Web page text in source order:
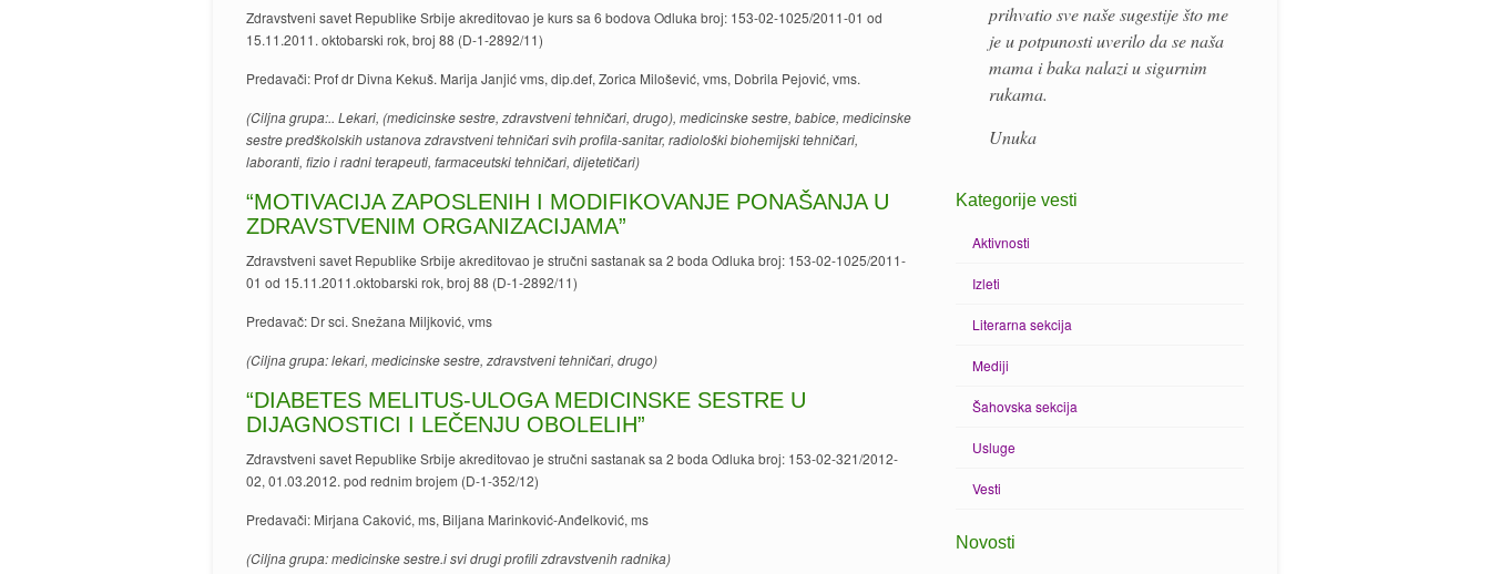
Zdravstveni savet Republike Srbije akreditovao je kurs sa 6 bodova Odluka broj: 153-02-1025/2011-01 od
15.11.2011. oktobarski rok, broj 88 (D-1-2892/11)
Predavači: Prof dr Divna Kekuš. Marija Janjić vms, dip.def, Zorica Milošević, vms, Dobrila Pejović, vms.
(Ciljna grupa:.. Lekari, (medicinske sestre, zdravstveni tehničari, drugo), medicinske sestre, babice, medicinske
sestre predškolskih ustanova zdravstveni tehničari svih profila-sanitar, radiološki biohemijski tehničari,
laboranti, fizio i radni terapeuti, farmaceutski tehničari, dijetetičari)
“MOTIVACIJA ZAPOSLENIH I MODIFIKOVANJE PONAŠANJA U
ZDRAVSTVENIM ORGANIZACIJAMA”
Zdravstveni savet Republike Srbije akreditovao je stručni sastanak sa 2 boda Odluka broj: 153-02-1025/2011-
01 od 15.11.2011.oktobarski rok, broj 88 (D-1-2892/11)
Predavač: Dr sci. Snežana Miljković, vms
(Ciljna grupa: lekari, medicinske sestre, zdravstveni tehničari, drugo)
“DIABETES MELITUS-ULOGA MEDICINSKE SESTRE U
DIJAGNOSTICI I LEČENJU OBOLELIH”
Zdravstveni savet Republike Srbije akreditovao je stručni sastanak sa 2 boda Odluka broj: 153-02-321/2012-
02, 01.03.2012. pod rednim brojem (D-1-352/12)
Predavači: Mirjana Caković, ms, Biljana Marinković-Anđelković, ms
(Ciljna grupa: medicinske sestre.i svi drugi profili zdravstvenih radnika)
prihvatio sve naše sugestije što me
je u potpunosti uverilo da se naša
mama i baka nalazi u sigurnim
rukama.
Unuka
Kategorije vesti
Aktivnosti
Izleti
Literarna sekcija
Mediji
Šahovska sekcija
Usluge
Vesti
Novosti